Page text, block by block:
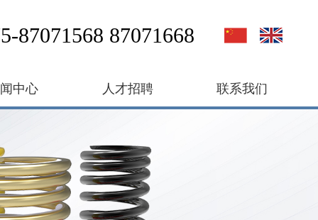
87071568 87071668
中心 人才招聘 联系我们